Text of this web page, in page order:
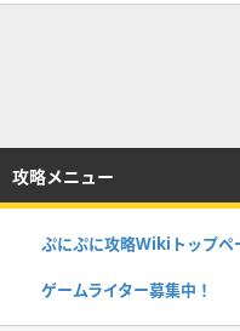
攻略メニュー
ぷにぷに攻略Wikiトップペ
ゲームライター募集中！